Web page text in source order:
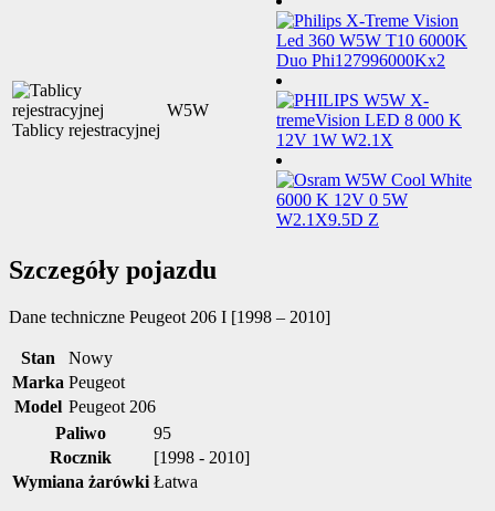
Tablicy rejestracyjnej
W5W
Szczegóły pojazdu
Dane techniczne Peugeot 206 I [1998 – 2010]
Stan
Nowy
Marka Peugeot
Model Peugeot 206
Paliwo
95
Rocznik
[1998 - 2010]
Wymiana żarówki Łatwa